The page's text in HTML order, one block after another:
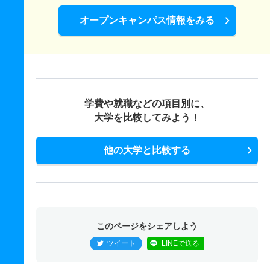
オープンキャンパス情報をみる
学費や就職などの項目別に、
大学を比較してみよう！
他の大学と比較する
このページをシェアしよう
ツイート LINEで送る